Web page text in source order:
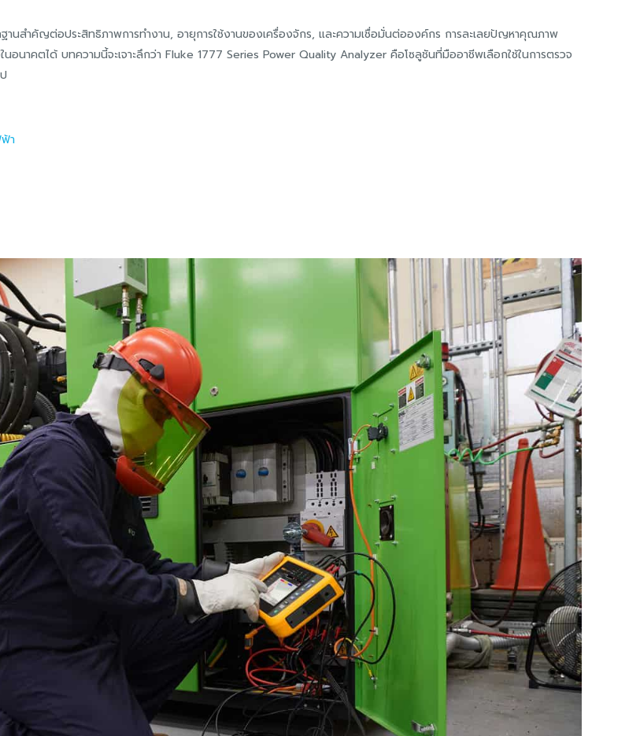
นสำคัญต่อประสิทธิภาพการทำงาน, อายุการใช้งานของเครื่องจักร, และความเชื่อมั่นต่อองค์กร การละเลยปัญหาคุณภาพ
อนาคตได้ บทความนี้จะเจาะลึกว่า Fluke 1777 Series Power Quality Analyzer คือโซลูชันที่มืออาชีพเลือกใช้ในการตรวจ
า